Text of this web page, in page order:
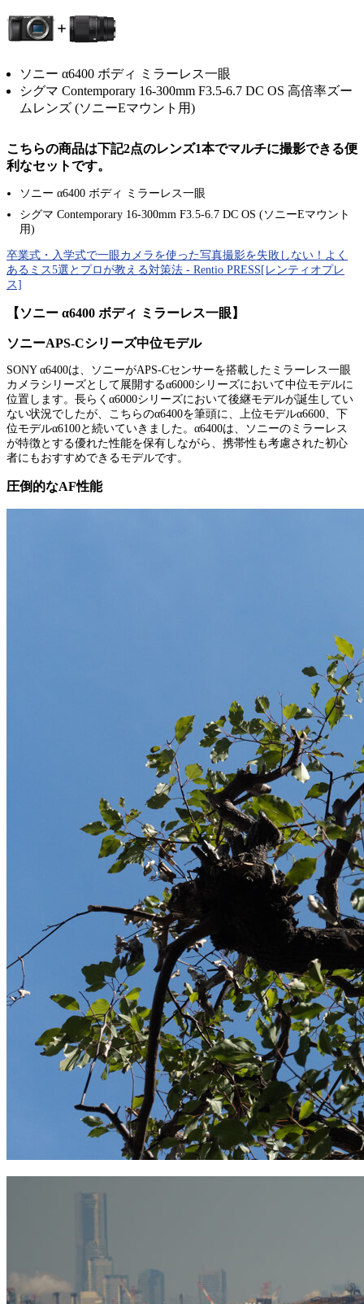
ソニー α6400 ボディ ミラーレス一眼
シグマ Contemporary 16-300mm F3.5-6.7 DC OS 高倍率ズー
ムレンズ (ソニーEマウント用)
こちらの商品は下記2点のレンズ1本でマルチに撮影できる便
利なセットです。
ソニー α6400 ボディ ミラーレス一眼
シグマ Contemporary 16-300mm F3.5-6.7 DC OS (ソニーEマウント
用)
卒業式・入学式で一眼カメラを使った写真撮影を失敗しない！よく
あるミス5選とプロが教える対策法 - Rentio PRESS[レンティオプレ
ス]
【ソニー α6400 ボディ ミラーレス一眼】
ソニーAPS-Cシリーズ中位モデル
SONY α6400は、ソニーがAPS-Cセンサーを搭載したミラーレス一眼
カメラシリーズとして展開するα6000シリーズにおいて中位モデルに
位置します。長らくα6000シリーズにおいて後継モデルが誕生してい
ない状況でしたが、こちらのα6400を筆頭に、上位モデルα6600、下
位モデルα6100と続いていきました。α6400は、ソニーのミラーレス
が特徴とする優れた性能を保有しながら、携帯性も考慮された初心
者にもおすすめできるモデルです。
圧倒的なAF性能